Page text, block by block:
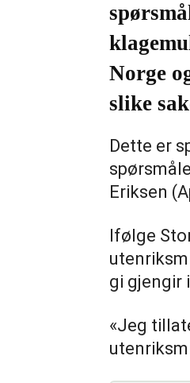
Norge
slike
Dette er
Eriksen
Ifølge
gi gjengir
«Jeg